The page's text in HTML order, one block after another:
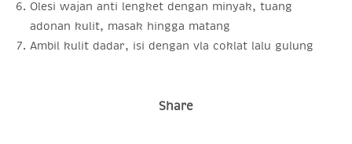
Olesi wajan anti lengket dengan minyak, tuang
adonan kulit, masak hingga matang
Ambil kulit dadar, isi dengan vla coklat lalu gulung
Share